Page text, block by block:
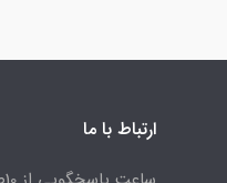
ارتباط با ما